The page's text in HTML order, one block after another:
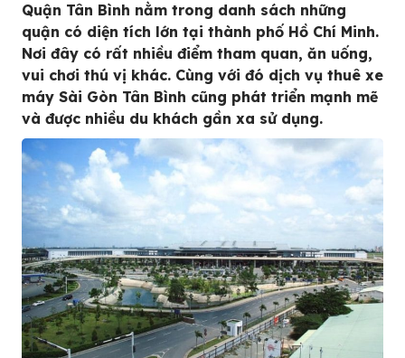
Quận Tân Bình nằm trong danh sách những
quận có diện tích lớn tại thành phố Hồ Chí Minh.
Nơi đây có rất nhiều điểm tham quan, ăn uống,
vui chơi thú vị khác. Cùng với đó dịch vụ thuê xe
máy Sài Gòn Tân Bình cũng phát triển mạnh mẽ
và được nhiều du khách gần xa sử dụng.